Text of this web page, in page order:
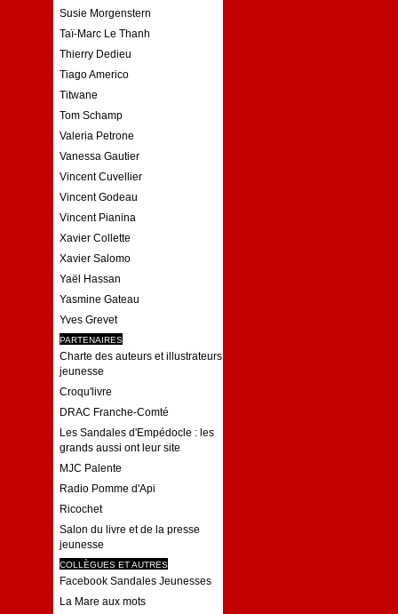
Susie Morgenstern
Taï-Marc Le Thanh
Thierry Dedieu
Tiago Americo
Titwane
Tom Schamp
Valeria Petrone
Vanessa Gautier
Vincent Cuvellier
Vincent Godeau
Vincent Pianina
Xavier Collette
Xavier Salomo
Yaël Hassan
Yasmine Gateau
Yves Grevet
PARTENAIRES
Charte des auteurs et illustrateurs
jeunesse
Croqu'livre
DRAC Franche-Comté
Les Sandales d'Empédocle : les
grands aussi ont leur site
MJC Palente
Radio Pomme d'Api
Ricochet
Salon du livre et de la presse
jeunesse
COLLÈGUES ET AUTRES
Facebook Sandales Jeunesses
La Mare aux mots